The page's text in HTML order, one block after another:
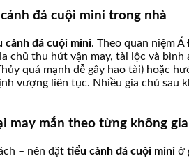
đá cuội mini trong nhà
cảnh đá cuội mini. Theo quan niệm
chủ thu hút vận may, tài lộc và
quá mạnh dễ gây hao tài) hoặc
vượng liên tục. Nhiều gia chủ
may mắn theo từng không
– nên đặt tiểu cảnh đá cuội mini ở